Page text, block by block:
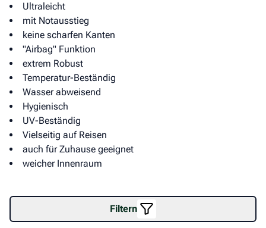
Ultraleicht
mit Notausstieg
keine scharfen Kanten
"Airbag" Funktion
extrem Robust
Temperatur-Beständig
Wasser abweisend
Hygienisch
UV-Beständig
Vielseitig auf Reisen
auch für Zuhause geeignet
weicher Innenraum
Filtern